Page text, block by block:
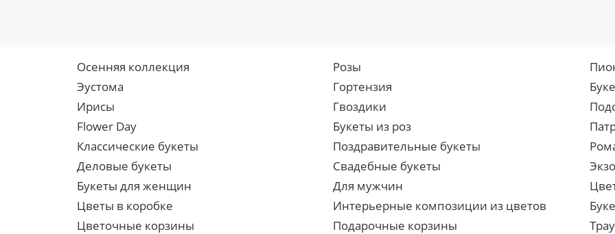
Осенняя коллекция Розы
Эустома
Гортензия
Ирисы
Гвоздики
Flower Day
Букеты из роз
Классические букеты
Поздравительные букеты
Деловые букеты
Свадебные букеты
Букеты для женщин
Для мужчин
Цветы в коробке
Интерьерные композиции из цветов
Цветочные корзины
Подарочные корзины